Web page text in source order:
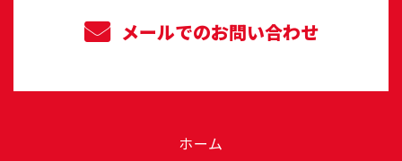
メールでのお問い合わせ
ホーム